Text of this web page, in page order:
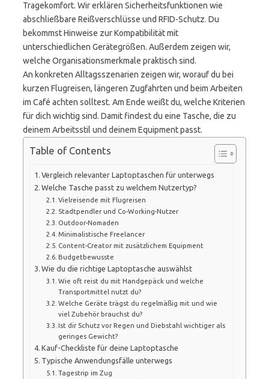
Tragekomfort. Wir erklären Sicherheitsfunktionen wie
abschließbare Reißverschlüsse und RFID-Schutz. Du
bekommst Hinweise zur Kompatibilität mit
unterschiedlichen Gerätegrößen. Außerdem zeigen wir,
welche Organisationsmerkmale praktisch sind.
An konkreten Alltagsszenarien zeigen wir, worauf du bei
kurzen Flugreisen, längeren Zugfahrten und beim Arbeiten
im Café achten solltest. Am Ende weißt du, welche Kriterien
für dich wichtig sind. Damit findest du eine Tasche, die zu
deinem Arbeitsstil und deinem Equipment passt.
Table of Contents
Vergleich relevanter Laptoptaschen für unterwegs
Welche Tasche passt zu welchem Nutzertyp?
Vielreisende mit Flugreisen
Stadtpendler und Co-Working-Nutzer
Outdoor-Nomaden
Minimalistische Freelancer
Content-Creator mit zusätzlichem Equipment
Budgetbewusste
Wie du die richtige Laptoptasche auswählst
Wie oft reist du mit Handgepäck und welche
Transportmittel nutzt du?
Welche Geräte trägst du regelmäßig mit und wie
viel Zubehör brauchst du?
Ist dir Schutz vor Regen und Diebstahl wichtiger als
geringes Gewicht?
Kauf-Checkliste für deine Laptoptasche
Typische Anwendungsfälle unterwegs
Tagestrip im Zug